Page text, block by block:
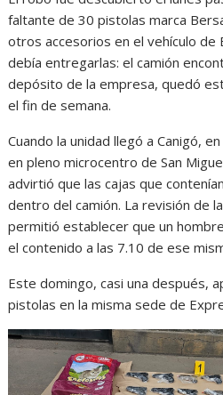
faltante de 30 pistolas marca
otros accesorios en el vehículo de
debía entregarlas: el camión
depósito de la empresa, quedó
el fin de semana.
Cuando la unidad llegó a Canigó,
en pleno microcentro de San
advirtió que las cajas que
dentro del camión. La revisión de
permitió establecer que un
el contenido a las 7.10 de ese
Este domingo, casi una después,
pistolas en la misma sede de